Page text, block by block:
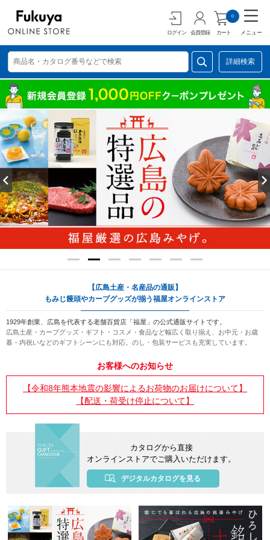
ログイン 会員登録 カート
0
メニュー
詳細検索
【広島土産・名産品の通販】
もみじ饅頭やカープグッズが揃う福屋オンラインストア
1929年創業 、広島を代表する老舗百貨店「福屋」の公式通販サイトです。
広島土産・カープグッズ・ギフト・コスメ・食品など幅広く取り揃え、お中元・お歳
暮・内祝いなどのギフトシーンにも対応。のし・包装サービスも充実しています。
お客様へのお知らせ
【令和8年熊本地震の影響によるお荷物のお届けについて】
【配送・荷受け停止について】
カタログから直接
オンラインストアでご購入いただけます。
デジタルカタログを見る